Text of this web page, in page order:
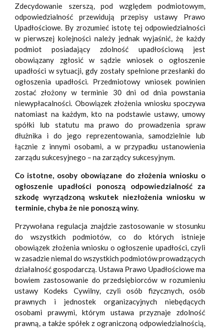
Zdecydowanie szerszą, pod względem podmiotowym,
odpowiedzialność przewidują przepisy ustawy Prawo
Upadłościowe. By zrozumieć istotę tej odpowiedzialności
w pierwszej kolejności należy jednak wyjaśnić, że każdy
podmiot posiadający zdolność upadłościową jest
obowiązany zgłosić w sądzie wniosek o ogłoszenie
upadłości w sytuacji, gdy zostały spełnione przesłanki do
ogłoszenia upadłości. Przedmiotowy wniosek powinien
zostać złożony w terminie 30 dni od dnia powstania
niewypłacalności. Obowiązek złożenia wniosku spoczywa
natomiast na każdym, kto na podstawie ustawy, umowy
spółki lub statutu ma prawo do prowadzenia spraw
dłużnika i do jego reprezentowania, samodzielnie lub
łącznie z innymi osobami, a w przypadku ustanowienia
zarządu sukcesyjnego – na zarządcy sukcesyjnym.
Co istotne, osoby obowiązane do złożenia wniosku o
ogłoszenie upadłości ponoszą odpowiedzialność za
szkodę wyrządzoną wskutek niezłożenia wniosku w
terminie, chyba że nie ponoszą winy.
Przywołana regulacja znajdzie zastosowanie w stosunku
do wszystkich podmiotów, co do których istnieje
obowiązek złożenia wniosku o ogłoszenie upadłości, czyli
w zasadzie niemal do wszystkich podmiotów prowadzących
działalność gospodarczą. Ustawa Prawo Upadłościowe ma
bowiem zastosowanie do przedsiębiorców w rozumieniu
ustawy Kodeks Cywilny, czyli osób fizycznych, osób
prawnych i jednostek organizacyjnych niebędących
osobami prawymi, którym ustawa przyznaje zdolność
prawną, a także spółek z ograniczoną odpowiedzialnością,